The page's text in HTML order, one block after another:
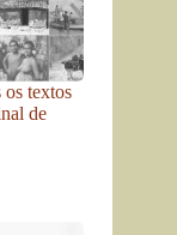
textos
de